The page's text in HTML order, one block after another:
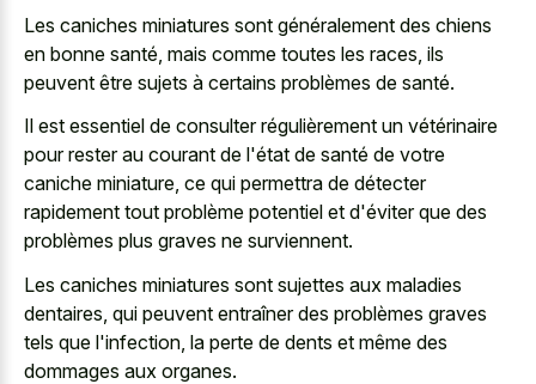
Les caniches miniatures sont généralement des chiens
en bonne santé, mais comme toutes les races, ils
peuvent être sujets à certains problèmes de santé.
Il est essentiel de consulter régulièrement un vétérinaire
pour rester au courant de l'état de santé de votre
caniche miniature, ce qui permettra de détecter
rapidement tout problème potentiel et d'éviter que des
problèmes plus graves ne surviennent.
Les caniches miniatures sont sujettes aux maladies
dentaires, qui peuvent entraîner des problèmes graves
tels que l'infection, la perte de dents et même des
dommages aux organes.